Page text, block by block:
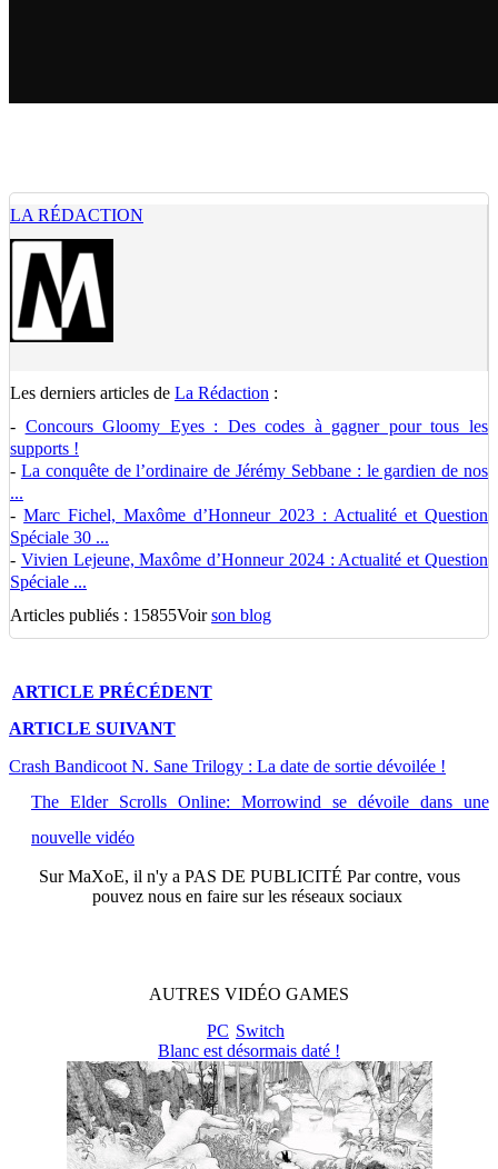
LA RÉDACTION
Les derniers articles de La Rédaction :
- Concours Gloomy Eyes : Des codes à gagner pour tous les
supports !
- La conquête de l’ordinaire de Jérémy Sebbane : le gardien de nos
...
-Marc Fichel, Maxôme d’Honneur 2023 : Actualité et Question
Spéciale 30 ...
- Vivien Lejeune, Maxôme d’Honneur 2024 : Actualité et Question
Spéciale ...
Articles publiés : 15855Voirson blog
ARTICLE PRÉCÉDENT
ARTICLE SUIVANT
Crash Bandicoot N. Sane Trilogy : La date de sortie dévoilée !
The Elder Scrolls Online: Morrowind se dévoile dans une
nouvelle vidéo
SurMaXoE, il n'y a PAS DE PUBLICITÉ Par contre, vous
pouvez nous en faire sur les réseaux sociaux
AUTRES VIDÉO GAMES
PC Switch
Blanc est désormais daté !